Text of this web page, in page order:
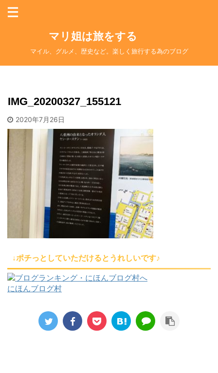
マリ姐は旅をする
マイル、グルメ、歴史など。楽しく旅行する為のブログ
IMG_20200327_155121
2020年7月26日
↓ポチっとしていただけるとうれしいです♪
にほんブログ村